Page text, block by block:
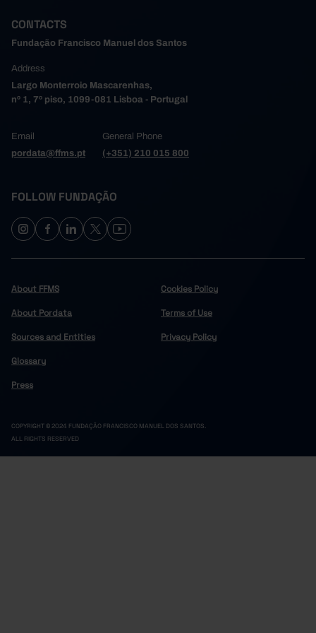
CONTACTS
Fundação Francisco Manuel dos Santos
Address
Largo Monterroio Mascarenhas,
nº 1, 7º piso, 1099-081 Lisboa - Portugal
Email
pordata@ffms.pt
General Phone
(+351) 210 015 800
FOLLOW FUNDAÇÃO
About FFMS
About Pordata
Sources and Entities
Glossary
Press
Cookies Policy
Terms of Use
Privacy Policy
COPYRIGHT © 2024 FUNDAÇÃO FRANCISCO MANUEL DOS SANTOS.
ALL RIGHTS RESERVED